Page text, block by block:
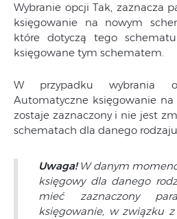
Wybranie opcji Tak, zaznacza
księgowanie na nowym
które dotyczą tego
księgowane tym schematem.
W przypadku wybrania
Automatyczne księgowanie
zostaje zaznaczony i nie jest
schematach dla danego
Uwaga!W danym
księgowy dla danego
mieć zaznaczony
księgowanie, w związku